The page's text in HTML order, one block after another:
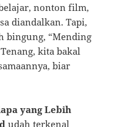
nonton film,
diandalkan. Tapi,
bingung, “Mending
Tenang, kita bakal
biar
yang Lebih
udah terkenal